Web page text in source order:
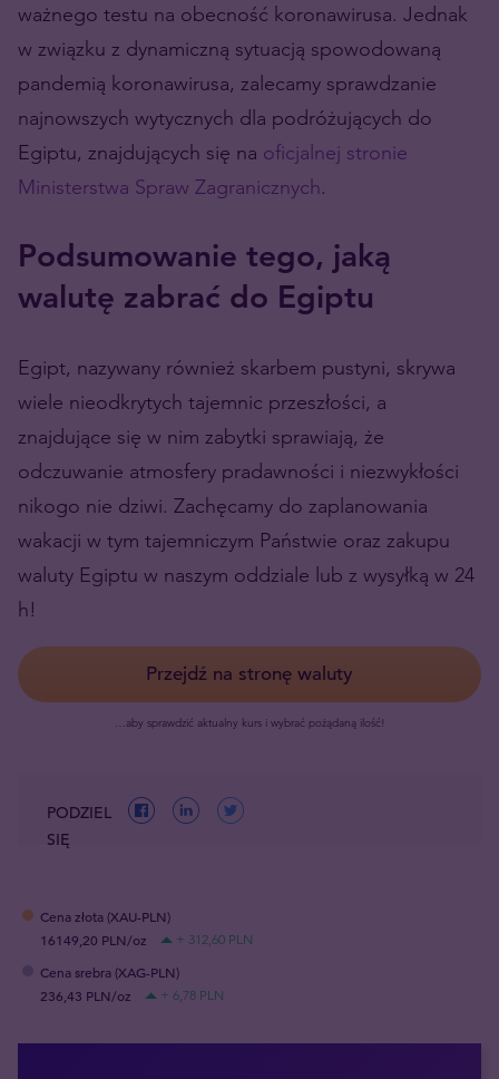
ważnego testu na obecność koronawirusa. Jednak
w związku z dynamiczną sytuacją spowodowaną
pandemią koronawirusa, zalecamy sprawdzanie
najnowszych wytycznych dla podróżujących do
Egiptu, znajdujących się na oficjalnej stronie
Ministerstwa Spraw Zagranicznych.
Podsumowanie tego, jaką
walutę zabrać do Egiptu
Egipt, nazywany również skarbem pustyni, skrywa
wiele nieodkrytych tajemnic przeszłości, a
znajdujące się w nim zabytki sprawiają, że
odczuwanie atmosfery pradawności i niezwykłości
nikogo nie dziwi. Zachęcamy do zaplanowania
wakacji w tym tajemniczym Państwie oraz zakupu
waluty Egiptu w naszym oddziale lub z wysyłką w 24
h!
Przejdź na stronę waluty
…aby sprawdzić aktualny kurs i wybrać pożądaną ilość!
PODZIEL
SIĘ
Cena złota (XAU-PLN)
16149,20 PLN/oz
+ 312,60 PLN
Cena srebra (XAG-PLN)
236,43 PLN/oz
+ 6,78 PLN